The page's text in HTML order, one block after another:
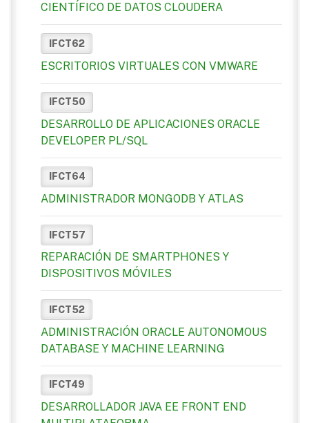
CIENTÍFICO DE DATOS CLOUDERA
IFCT62
ESCRITORIOS VIRTUALES CON VMWARE
IFCT50
DESARROLLO DE APLICACIONES ORACLE
DEVELOPER PL/SQL
IFCT64
ADMINISTRADOR MONGODB Y ATLAS
IFCT57
REPARACIÓN DE SMARTPHONES Y
DISPOSITIVOS MÓVILES
IFCT52
ADMINISTRACIÓN ORACLE AUTONOMOUS
DATABASE Y MACHINE LEARNING
IFCT49
DESARROLLADOR JAVA EE FRONT END